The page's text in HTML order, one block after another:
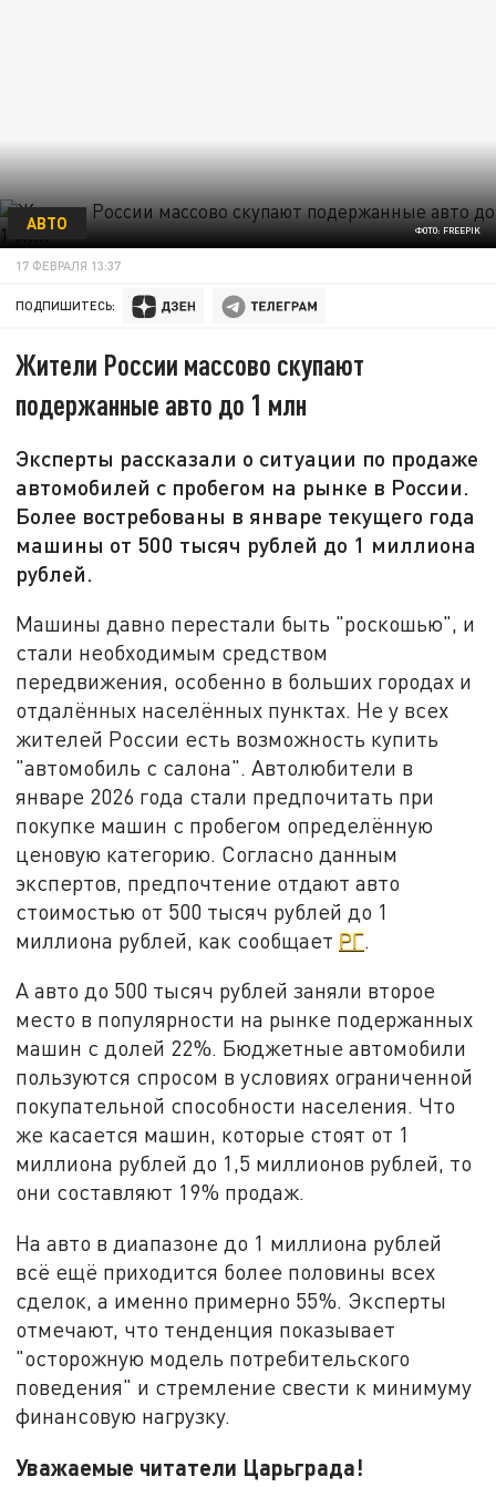
ФОТО: FREEPIK
АВТО
17 ФЕВРАЛЯ 13:37
ПОДПИШИТЕСЬ:
Жители России массово скупают
подержанные авто до 1 млн
Эксперты рассказали о ситуации по продаже
автомобилей с пробегом на рынке в России.
Более востребованы в январе текущего года
машины от 500 тысяч рублей до 1 миллиона
рублей.
Машины давно перестали быть "роскошью", и
стали необходимым средством
передвижения, особенно в больших городах и
отдалённых населённых пунктах. Не у всех
жителей России есть возможность купить
"автомобиль с салона". Автолюбители в
январе 2026 года стали предпочитать при
покупке машин с пробегом определённую
ценовую категорию. Согласно данным
экспертов, предпочтение отдают авто
стоимостью от 500 тысяч рублей до 1
миллиона рублей, как сообщает РГ.
А авто до 500 тысяч рублей заняли второе
место в популярности на рынке подержанных
машин с долей 22%. Бюджетные автомобили
пользуются спросом в условиях ограниченной
покупательной способности населения. Что
же касается машин, которые стоят от 1
миллиона рублей до 1,5 миллионов рублей, то
они составляют 19% продаж.
На авто в диапазоне до 1 миллиона рублей
всё ещё приходится более половины всех
сделок, а именно примерно 55%. Эксперты
отмечают, что тенденция показывает
"осторожную модель потребительского
поведения" и стремление свести к минимуму
финансовую нагрузку.
Уважаемые читатели Царьграда!